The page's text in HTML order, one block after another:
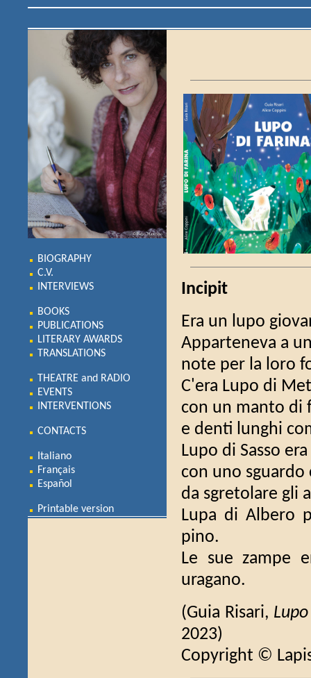
BIOGRAPHY
C.V.
INTERVIEWS
BOOKS
PUBLICATIONS
LITERARY AWARDS
TRANSLATIONS
THEATRE and RADIO
EVENTS
INTERVENTIONS
CONTACTS
Italiano
Français
Español
Printable version
Incipit
Era un lupo
Apparteneva a
note per la loro
C'era Lupo di
con un manto di
e denti lunghi
Lupo di Sasso
con uno
da sgretolare gli
Lupa di Albero
pino.
Le sue zampe
uragano.
(Guia Risari,
2023)
Copyright ©